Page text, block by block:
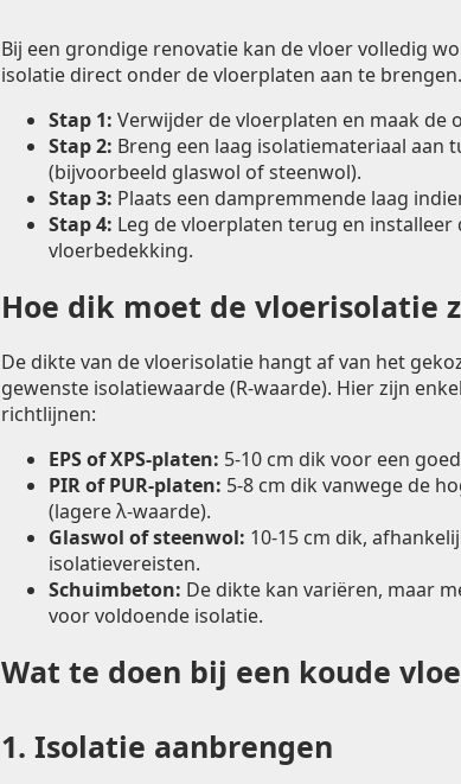
Bij een grondige renovatie kan de vloer volledig
isolatie direct onder de vloerplaten aan te brengen.
Stap 1: Verwijder de vloerplaten en maak de
Stap 2: Breng een laag isolatiemateriaal aan
(bijvoorbeeld glaswol of steenwol).
Stap 3: Plaats een dampremmende laag
Stap 4: Leg de vloerplaten terug en installeer
vloerbedekking.
Hoe dik moet de vloerisolatie
De dikte van de vloerisolatie hangt af van het
gewenste isolatiewaarde (R-waarde). Hier zijn
richtlijnen:
EPS of XPS-platen: 5-10 cm dik voor een
PIR of PUR-platen: 5-8 cm dik vanwege de
(lagere λ-waarde).
Glaswol of steenwol: 10-15 cm dik,
isolatievereisten.
Schuimbeton: De dikte kan variëren, maar
voor voldoende isolatie.
Wat te doen bij een koude
1. Isolatie aanbrengen